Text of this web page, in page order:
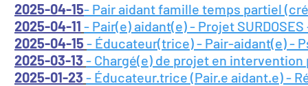
2025-04-15- Pair aidant famille temps partiel
2025-04-11 - Pair(e) aidant(e) - Projet
2025-04-15 - Éducateur(trice) - Pair-aidant(e) -
2025-03-13 - Chargé(e) de projet en intervention
2025-01-23 - Éducateur.trice (Pair.e aidant.e) -